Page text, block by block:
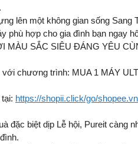
lên một không gian sống Sang
phù hợp cho gia đình bạn ngay
MÀU SẮC SIÊU ĐÁNG YÊU
chương trình: MUA 1 MÁY
https://shopii.click/go/
đặc biệt dịp Lễ hội, Pureit càng